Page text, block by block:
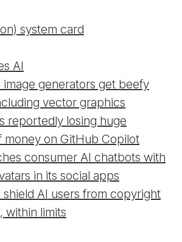
system card
AI
image generators get beefy
vector graphics
reportedly losing huge
money on GitHub Copilot
consumer AI chatbots with
in its social apps
shield AI users from copyright
within limits